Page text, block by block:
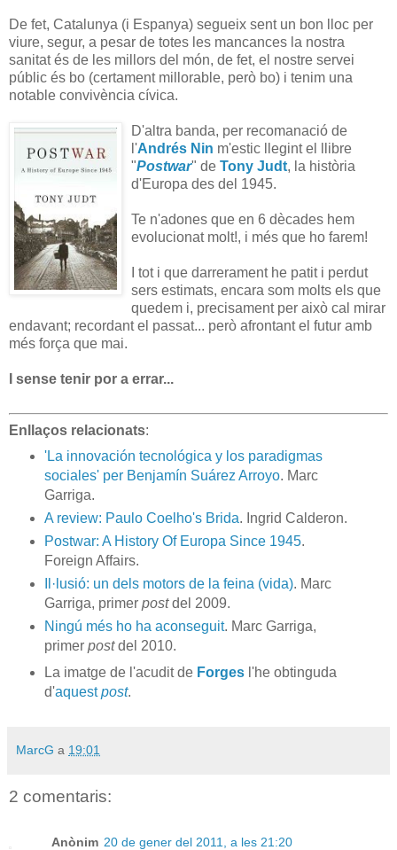
De fet, Catalunya (i Espanya) segueix sent un bon lloc per
viure, segur, a pesar de totes les mancances la nostra
sanitat és de les millors del món, de fet, el nostre servei
públic és bo (certament millorable, però bo) i tenim una
notable convivència cívica.
D'altra banda, per recomanació de
l'Andrés Nin m'estic llegint el llibre
"Postwar" de Tony Judt, la història
d'Europa des del 1945.
Te n'adones que en 6 dècades hem
evolucionat molt!, i més que ho farem!
I tot i que darrerament he patit i perdut
sers estimats, encara som molts els que
quedem i, precisament per això cal mirar
endavant; recordant el passat... però afrontant el futur amb
més força que mai.
sense tenir por a errar...
Enllaços relacionats:
'La innovación tecnológica y los paradigmas
sociales' per Benjamín Suárez Arroyo. Marc
Garriga.
A review: Paulo Coelho's Brida. Ingrid Calderon.
Postwar: A History Of Europa Since 1945.
Foreign Affairs.
Il·lusió: un dels motors de la feina (vida). Marc
Garriga, primer postdel 2009.
Ningú més ho ha aconseguit. Marc Garriga,
primer postdel 2010.
La imatge de l'acudit de Forgesl'he obtinguda
d'aquestpost.
MarcG a 19:01
2 comentaris:
Anònim 20 de gener del 2011, a les 21:20